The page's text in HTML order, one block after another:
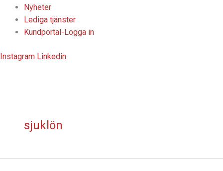
Nyheter
Lediga tjänster
Kundportal-Logga in
Instagram Linkedin
sjuklön